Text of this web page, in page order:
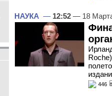
НАУКА — 12:52 — 18
446